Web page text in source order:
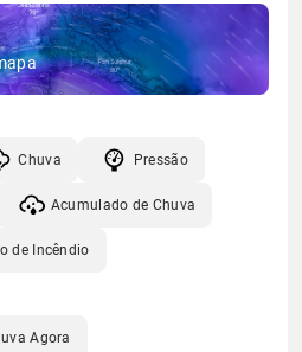
Chuva Pressão
Acumulado de Chuva
de Incêndio
Agora